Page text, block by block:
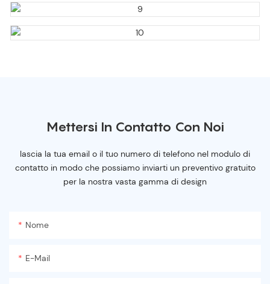
Mettersi In Contatto Con Noi
lascia la tua email o il tuo numero di telefono nel modulo di
contatto in modo che possiamo inviarti un preventivo gratuito
per la nostra vasta gamma di design
Nome
E-Mail